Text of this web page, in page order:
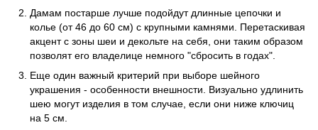
Дамам постарше лучше подойдут длинные цепочки и
колье (от 46 до 60 см) с крупными камнями. Перетаскивая
акцент с зоны шеи и декольте на себя, они таким образом
позволят его владелице немного "сбросить в годах".
Еще один важный критерий при выборе шейного
украшения - особенности внешности. Визуально удлинить
шею могут изделия в том случае, если они ниже ключиц
на 5 см.